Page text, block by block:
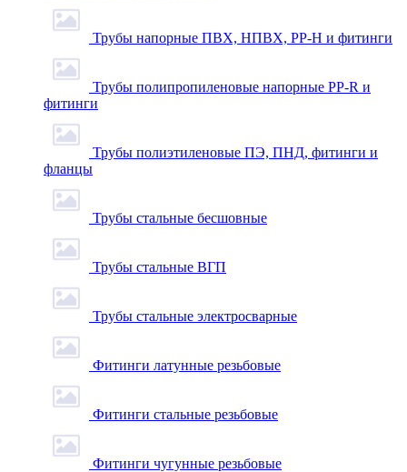
Трубы напорные ПВХ, НПВХ, PP-H и фитинги
Трубы полипропиленовые напорные PP-R и
фитинги
Трубы полиэтиленовые ПЭ, ПНД, фитинги и
фланцы
Трубы стальные бесшовные
Трубы стальные ВГП
Трубы стальные электросварные
Фитинги латунные резьбовые
Фитинги стальные резьбовые
Фитинги чугунные резьбовые